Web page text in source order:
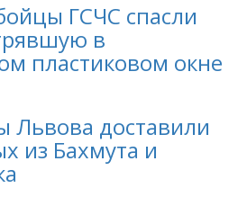
ГСЧС спасли
в
пластиковом окне
Львова доставили
из Бахмута и